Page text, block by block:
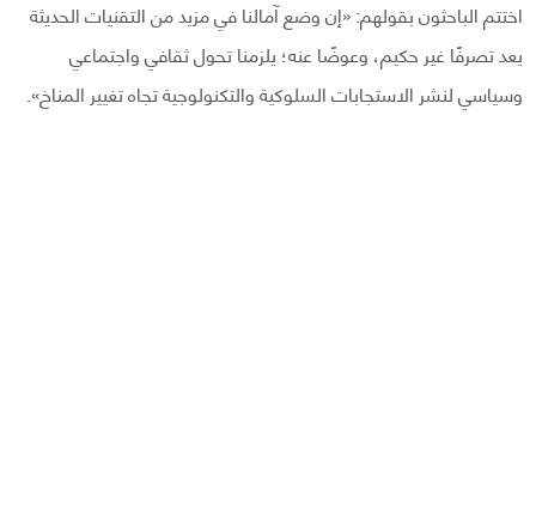
اختتم الباحثون بقولهم: «إن وضع آمالنا في مزيد من التقنيات الحديثة
يعد تصرفًا غير حكيم، وعوضًا عنه؛ يلزمنا تحول ثقافي واجتماعي
وسياسي لنشر الاستجابات السلوكية والتكنولوجية تجاه تغيير المناخ».